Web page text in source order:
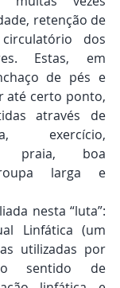
retenção de
dos
Estas, em
de pés e
até certo ponto,
através de
exercício,
praia, boa
larga e
nesta “luta”:
Linfática (um
utilizadas por
sentido de